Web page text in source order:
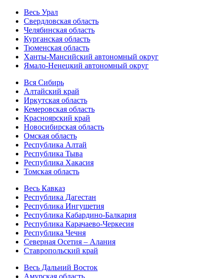
Весь Урал
Свердловская область
Челябинская область
Курганская область
Тюменская область
Ханты-Мансийский автономный округ
Ямало-Ненецкий автономный округ
Вся Сибирь
Алтайский край
Иркутская область
Кемеровская область
Красноярский край
Новосибирская область
Омская область
Республика Алтай
Республика Тыва
Республика Хакасия
Томская область
Весь Кавказ
Республика Дагестан
Республика Ингушетия
Республика Кабардино-Балкария
Республика Карачаево-Черкесия
Республика Чечня
Северная Осетия – Алания
Ставропольский край
Весь Дальний Восток
Амурская область